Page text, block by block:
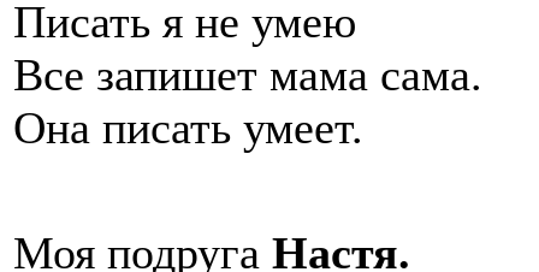
Писать я не умею
Все запишет мама сама.
Она писать умеет.
Моя подруга Настя.